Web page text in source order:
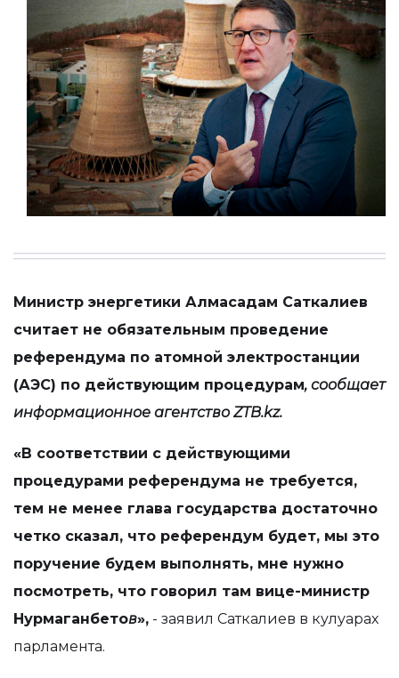
Министр энергетики Алмасадам Саткалиев
считает не обязательным проведение
референдума по атомной электростанции
(АЭС) по действующим процедурам, сообщает
информационное агентствоZTB.kz.
«В соответствии с действующими
процедурами референдума не требуется,
тем не менее глава государства достаточно
четко сказал, что референдум будет, мы это
поручение будем выполнять, мне нужно
посмотреть, что говорил там вице-министр
Нурмаганбетов», - заявил Саткалиев в кулуарах
парламента.